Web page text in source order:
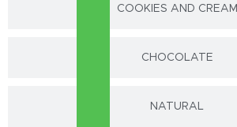
COOKIES AND CREAM
CHOCOLATE
NATURAL